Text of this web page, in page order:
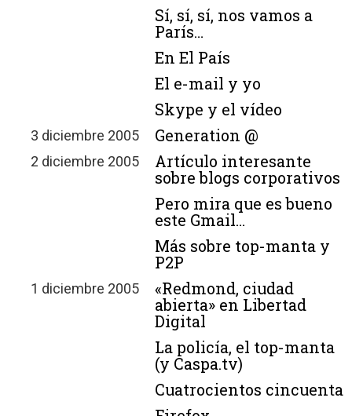
Sí, sí, sí, nos vamos a
París…
En El País
El e-mail y yo
Skype y el vídeo
3 diciembre 2005 Generation @
2 diciembre 2005
Artículo interesante
sobre blogs corporativos
Pero mira que es bueno
este Gmail…
Más sobre top-manta y
P2P
1 diciembre 2005
«Redmond, ciudad
abierta» en Libertad
Digital
La policía, el top-manta
(y Caspa.tv)
Cuatrocientos cincuenta